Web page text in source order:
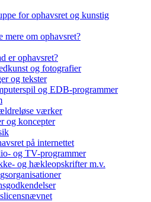
for ophavsret og kunstig
mere om ophavsret?
er ophavsret?
og fotografier
og tekster
og EDB-programmer
værker
og koncepter
på internettet
og TV-programmer
og hækleopskrifter m.v.